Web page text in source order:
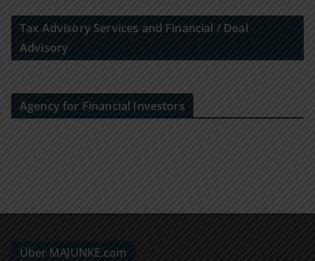
Tax Advisory Services and Financial / Deal
Advisory
Agency for Financial Investors
Über MAJUNKE.com